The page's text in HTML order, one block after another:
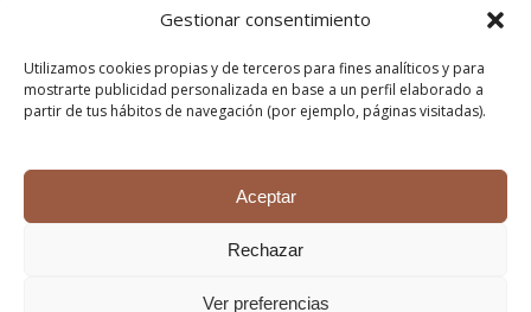
Gestionar consentimiento
Utilizamos cookies propias y de terceros para fines analíticos y para
mostrarte publicidad personalizada en base a un perfil elaborado a
partir de tus hábitos de navegación (por ejemplo, páginas visitadas).
Aceptar
Rechazar
Ver preferencias
Política de Cookies